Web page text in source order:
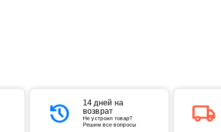
history
14 дней на
возврат
Не устроил товар?
Решим все вопросы
local_shipping